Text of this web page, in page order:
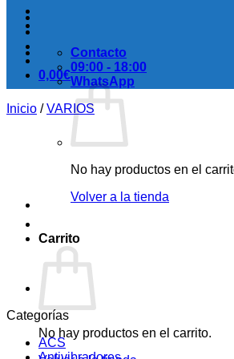
0,00€
No hay productos en el
Volver a la tienda
Carrito
No hay productos en el carrito.
Contacto
09:00 - 18:00
WhatsApp
Inicio / VARIOS
Categorías
ACS